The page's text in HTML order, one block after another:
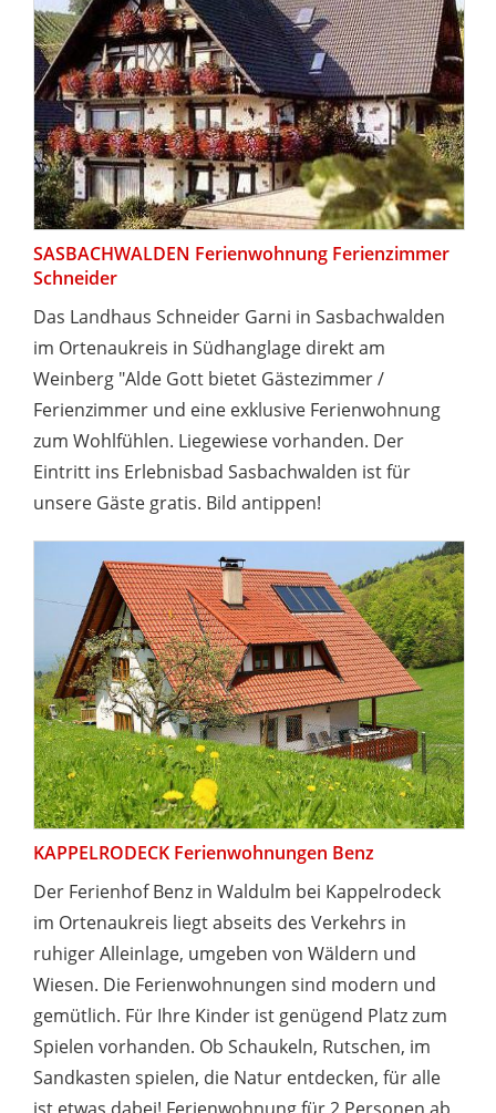
SASBACHWALDEN Ferienwohnung Ferienzimmer
Schneider
Das Landhaus Schneider Garni in Sasbachwalden
im Ortenaukreis in Südhanglage direkt am
Weinberg "Alde Gott bietet Gästezimmer /
Ferienzimmer und eine exklusive Ferienwohnung
zum Wohlfühlen. Liegewiese vorhanden. Der
Eintritt ins Erlebnisbad Sasbachwalden ist für
unsere Gäste gratis. Bild antippen!
KAPPELRODECK Ferienwohnungen Benz
Der Ferienhof Benz in Waldulm bei Kappelrodeck
im Ortenaukreis liegt abseits des Verkehrs in
ruhiger Alleinlage, umgeben von Wäldern und
Wiesen. Die Ferienwohnungen sind modern und
gemütlich. Für Ihre Kinder ist genügend Platz zum
Spielen vorhanden. Ob Schaukeln, Rutschen, im
Sandkasten spielen, die Natur entdecken, für alle
ist etwas dabei! Ferienwohnung für 2 Personen ab